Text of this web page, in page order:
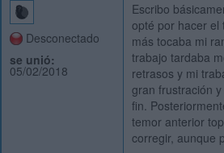
Desconectado
se unió:
05/02/2018
Escribo
opté por hacer
más tocaba mi
trabajo tardaba
retrasos y mi
gran frustración
fin.
temor anterior
corregir, aunque